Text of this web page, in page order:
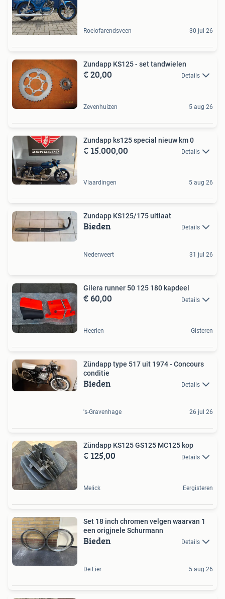
Roelofarendsveen 30 jul 26
Zundapp KS125 - set tandwielen
€ 20,00 Details
Zevenhuizen 5 aug 26
Zundapp ks125 special nieuw km 0
€ 15.000,00 Details
Vlaardingen 5 aug 26
Zundapp KS125/175 uitlaat
Bieden Details
Nederweert 31 jul 26
Gilera runner 50 125 180 kapdeel
€ 60,00 Details
Heerlen Gisteren
Zündapp type 517 uit 1974 - Concours
conditie
Bieden Details
's-Gravenhage 26 jul 26
Zündapp KS125 GS125 MC125 kop
€ 125,00 Details
Melick Eergisteren
Set 18 inch chromen velgen waarvan 1
een origjnele Schurmann
Bieden Details
De Lier 5 aug 26